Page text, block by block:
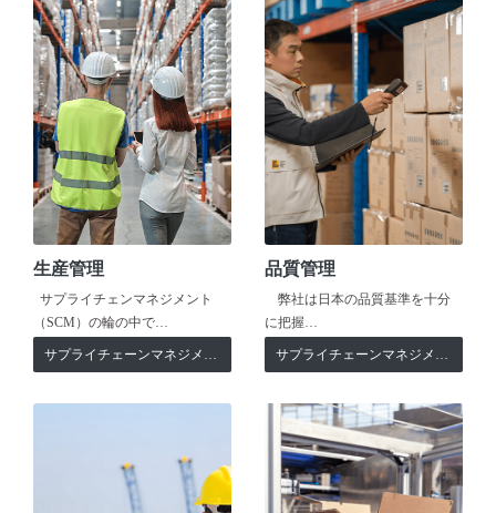
生産管理
サプライチェンマネジメント
（SCM）の輪の中で…
サプライチェーンマネジメント
品質管理
弊社は日本の品質基準を十分
に把握…
サプライチェーンマネジメント